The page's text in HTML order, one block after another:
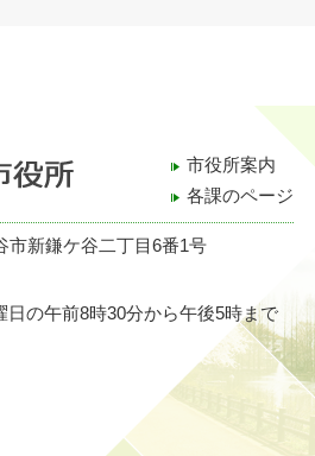
市役所案内
各課のページ
新鎌ケ谷二丁目6番1号
日の午前8時30分から午後5時まで